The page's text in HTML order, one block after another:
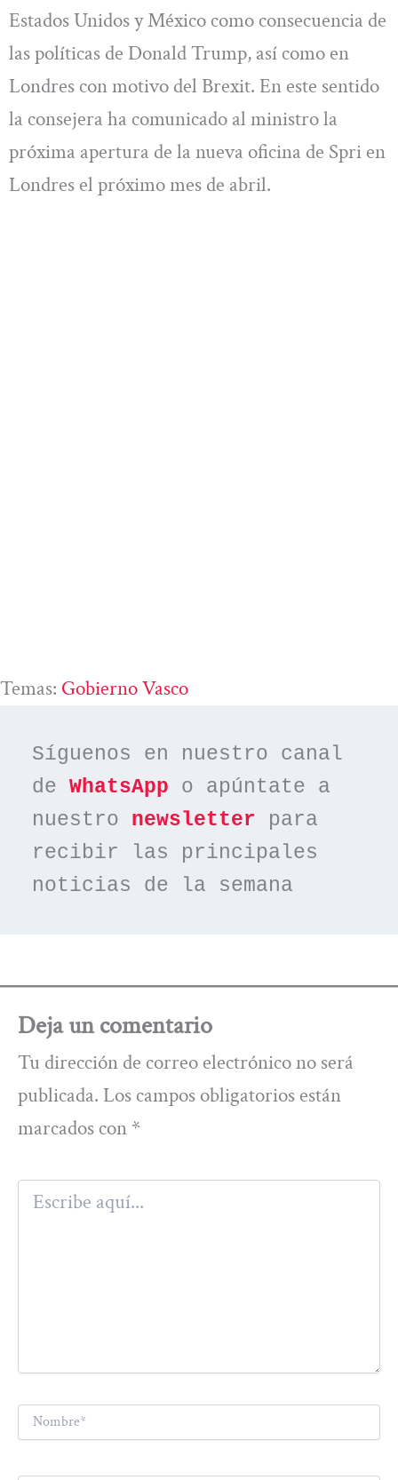
Estados Unidos y México como consecuencia de
las políticas de Donald Trump, así como en
Londres con motivo del Brexit. En este sentido
la consejera ha comunicado al ministro la
próxima apertura de la nueva oficina de Spri en
Londres el próximo mes de abril.
Temas: Gobierno Vasco
Síguenos en nuestro canal
de WhatsApp o apúntate a
nuestro newsletter para
recibir las principales
noticias de la semana
Deja un comentario
Tu dirección de correo electrónico no será
publicada. Los campos obligatorios están
marcados con *
aquí...
Nombre*